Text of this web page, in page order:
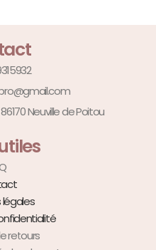
Neuville de Poitou
retours